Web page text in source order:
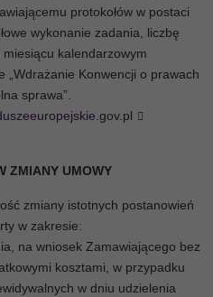
protokołów w postaci
wykonanie zadania, liczbę
kalendarzowym
„Wdrażanie Konwencji o prawach
sprawa”.
ZMIANY UMOWY
zmiany istotnych postanowień
w zakresie:
na wniosek Zamawiającego bez
kosztami, w przypadku
w dniu udzielenia